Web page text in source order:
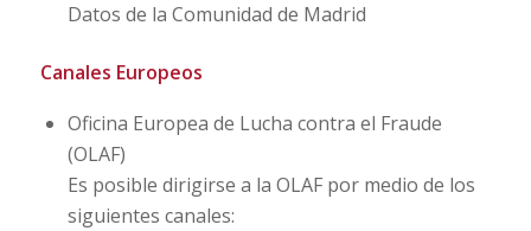
Datos de la Comunidad de Madrid
Canales Europeos
Oficina Europea de Lucha contra el Fraude
(OLAF)
Es posible dirigirse a la OLAF por medio de los
siguientes canales: